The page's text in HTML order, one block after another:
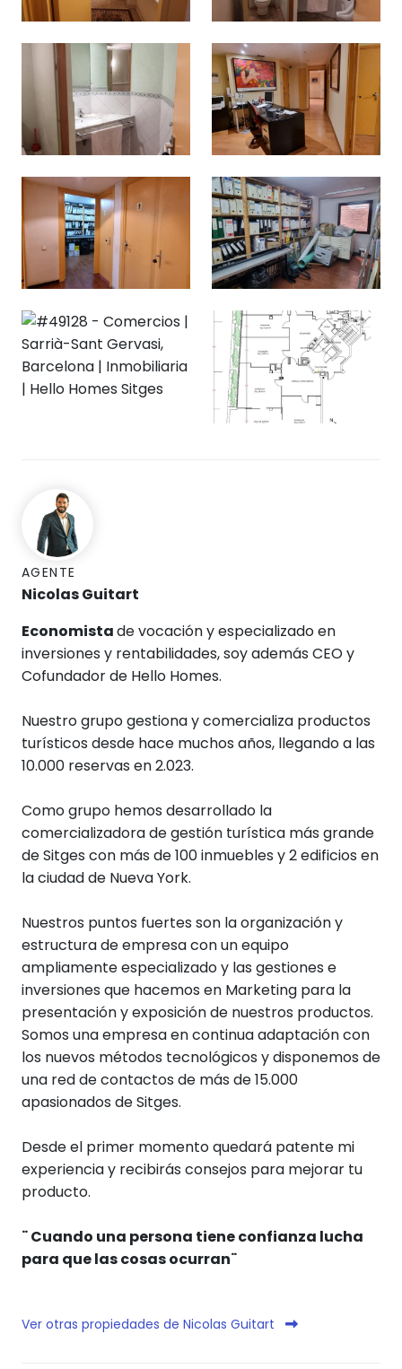
AGENTE
Nicolas Guitart
Economistade vocación y especializado en
inversiones y rentabilidades, soy además CEO y
Cofundador de Hello Homes.
Nuestro grupo gestiona y comercializa productos
turísticos desde hace muchos años, llegando a las
10.000 reservas en 2.023.
Como grupo hemos desarrollado la
comercializadora de gestión turística más grande
de Sitges con más de 100 inmuebles y 2 edificios en
la ciudad de Nueva York.
Nuestros puntos fuertes son la organización y
estructura de empresa con un equipo
ampliamente especializado y las gestiones e
inversiones que hacemos en Marketing para la
presentación y exposición de nuestros productos.
Somos una empresa en continua adaptación con
los nuevos métodos tecnológicos y disponemos de
una red de contactos de más de 15.000
apasionados de Sitges.
Desde el primer momento quedará patente mi
experiencia y recibirás consejos para mejorar tu
producto.
¨ Cuando una persona tiene confianza lucha
para que las cosas ocurran¨
Ver otras propiedades de Nicolas Guitart